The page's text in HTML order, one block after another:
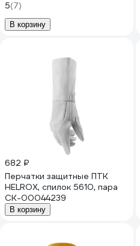
серый/зеленый, размер 10.5
Р2201
5(7)
В корзину
682 ₽
Перчатки защитные ПТК
HELROX, спилок 5610, пара
СК-00044239
В корзину